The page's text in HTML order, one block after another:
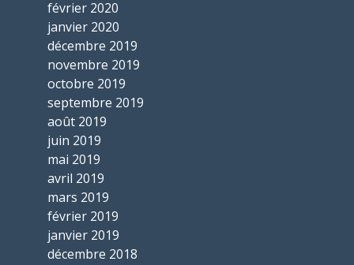
février 2020
janvier 2020
décembre 2019
novembre 2019
octobre 2019
septembre 2019
août 2019
juin 2019
mai 2019
avril 2019
mars 2019
février 2019
janvier 2019
décembre 2018